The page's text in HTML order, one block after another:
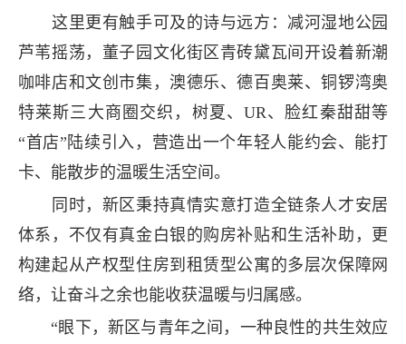
这里更有触手可及的诗与远方：减河湿地公园
芦苇摇荡，董子园文化街区青砖黛瓦间开设着新潮
咖啡店和文创市集，澳德乐、德百奥莱、铜锣湾奥
特莱斯三大商圈交织，树夏、UR、脸红秦甜甜等
“首店”陆续引入，营造出一个年轻人能约会、能打
卡、能散步的温暖生活空间。
同时，新区秉持真情实意打造全链条人才安居
体系，不仅有真金白银的购房补贴和生活补助，更
构建起从产权型住房到租赁型公寓的多层次保障网
络，让奋斗之余也能收获温暖与归属感。
“眼下，新区与青年之间，一种良性的共生效应